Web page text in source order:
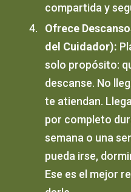
compartida y
Ofrece
del Cuidador):
solo propósito:
descanse. No
te atiendan.
por completo
semana o una
pueda irse,
Ese es el mejor